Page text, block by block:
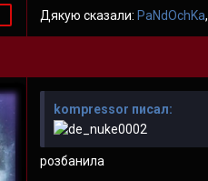
Дякую сказали: PaNdOchKa,
kompressor писал:
розбанила